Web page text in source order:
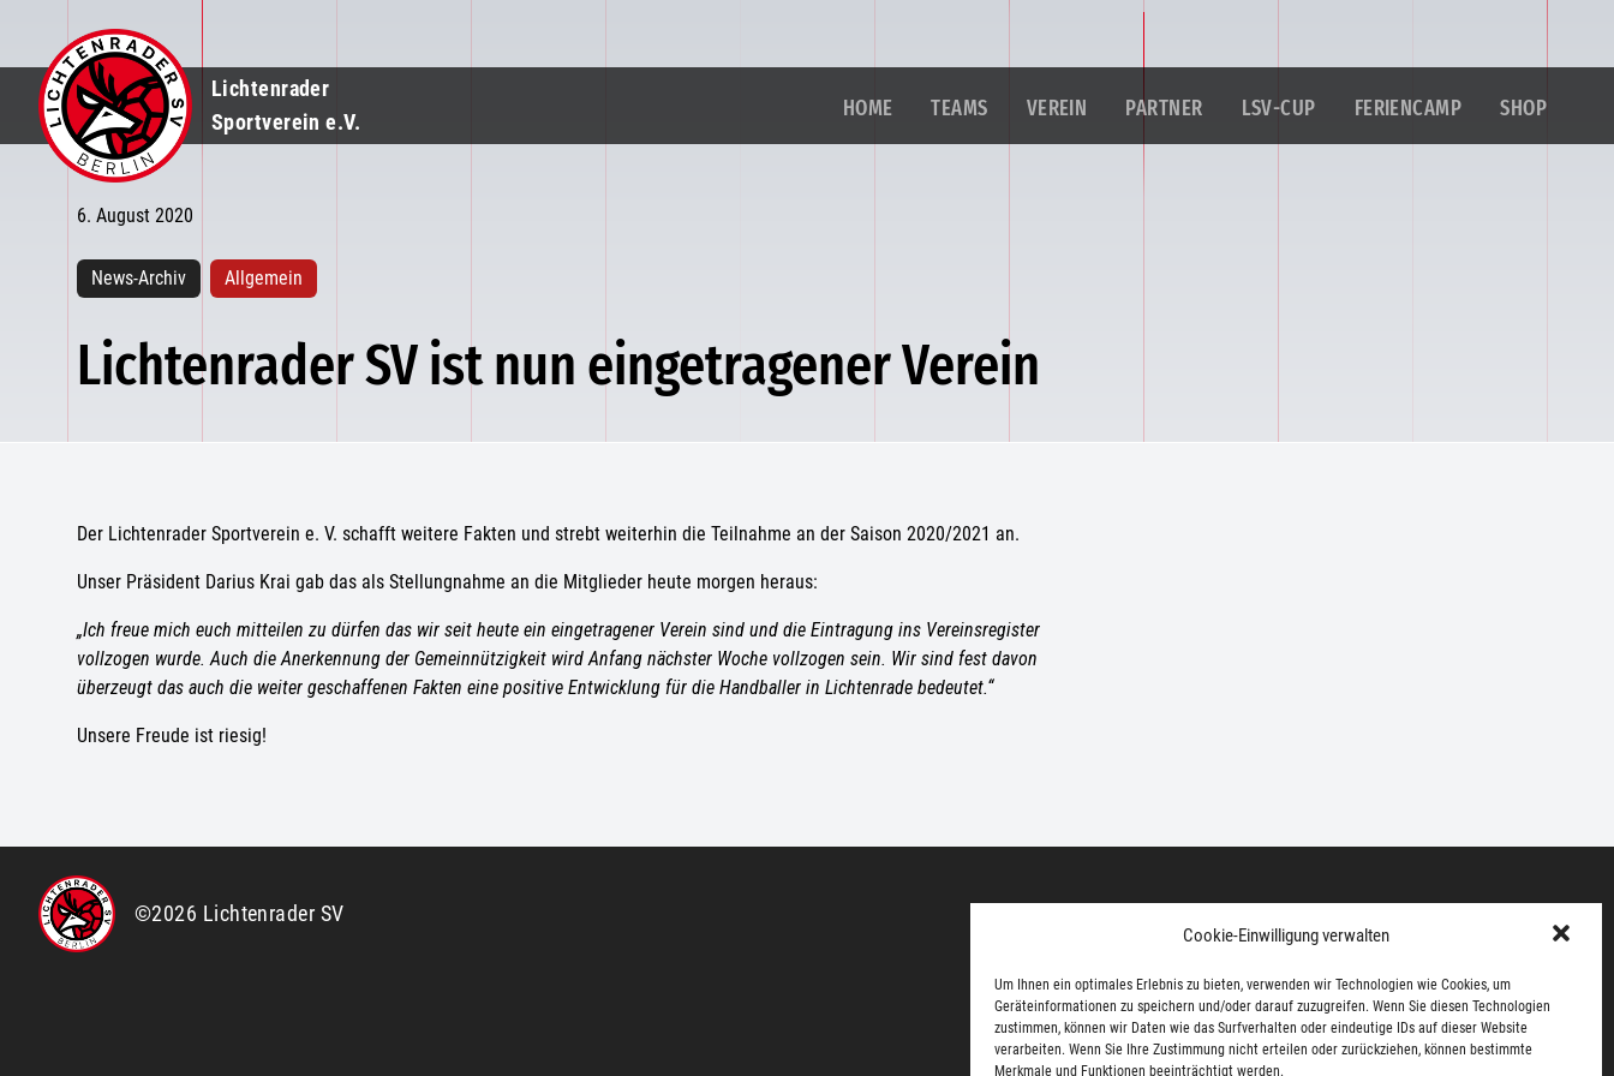
Cookie-Einwilligung verwalten
Um Ihnen ein optimales Erlebnis zu bieten, verwenden wir Technologien wie Cookies, um
Geräteinformationen zu speichern und/oder darauf zuzugreifen. Wenn Sie diesen Technologien
zustimmen, können wir Daten wie das Surfverhalten oder eindeutige IDs auf dieser Website
verarbeiten. Wenn Sie Ihre Zustimmung nicht erteilen oder zurückziehen, können bestimmte
Merkmale und Funktionen beeinträchtigt werden.
Lichtenrader
Sportverein e.V.
HOME TEAMS VEREIN PARTNER LSV-CUP FERIENCAMP SHOP
6. August 2020
News-Archiv Allgemein
Lichtenrader SV ist nun eingetragener Verein
Der Lichtenrader Sportverein e. V. schafft weitere Fakten und strebt weiterhin die Teilnahme an der Saison 2020/2021 an.
Unser Präsident Darius Krai gab das als Stellungnahme an die Mitglieder heute morgen heraus:
„Ich freue mich euch mitteilen zu dürfen das wir seit heute ein eingetragener Verein sind und die Eintragung ins Vereinsregister
vollzogen wurde. Auch die Anerkennung der Gemeinnützigkeit wird Anfang nächster Woche vollzogen sein. Wir sind fest davon
überzeugt das auch die weiter geschaffenen Fakten eine positive Entwicklung für die Handballer in Lichtenrade bedeutet.“
Unsere Freude ist riesig!
©2026 Lichtenrader SV